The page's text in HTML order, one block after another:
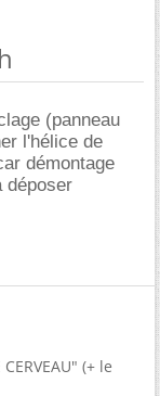
(panneau
l'hélice de
démontage
déposer
(+ le